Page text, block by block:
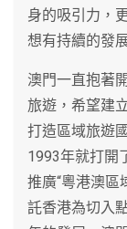
身的吸引力，
想有持續的發
澳門一直抱著
旅遊，希望建
打造區域旅遊
1993年就打開
推廣“粵港澳區
託香港為切入